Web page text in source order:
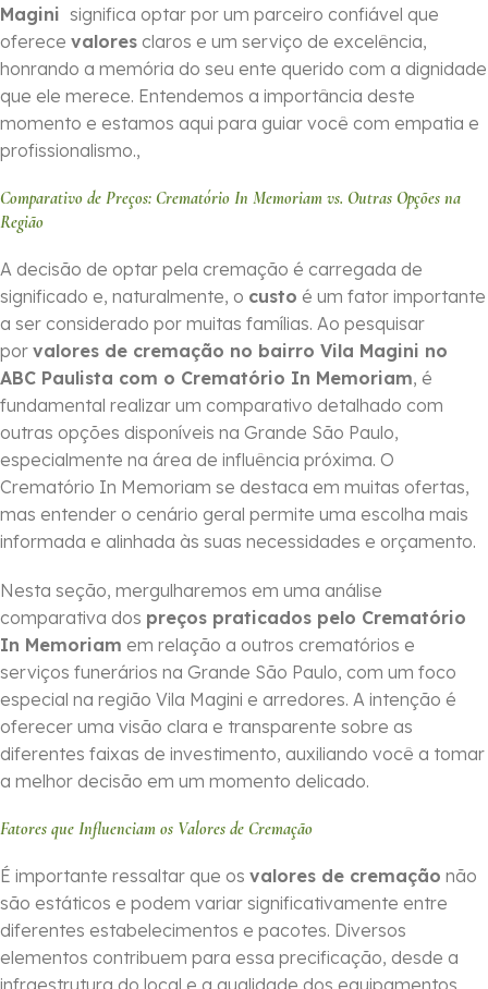
Magini significa optar por um parceiro confiável que
oferece valores claros e um serviço de excelência,
honrando a memória do seu ente querido com a dignidade
que ele merece. Entendemos a importância deste
momento e estamos aqui para guiar você com empatia e
profissionalismo.,
Comparativo de Preços: Crematório In Memoriam vs. Outras Opções na
Região
A decisão de optar pela cremação é carregada de
significado e, naturalmente, o custo é um fator importante
a ser considerado por muitas famílias. Ao pesquisar
por valores de cremação no bairro Vila Magini no
ABC Paulista com o Crematório In Memoriam, é
fundamental realizar um comparativo detalhado com
outras opções disponíveis na Grande São Paulo,
especialmente na área de influência próxima. O
Crematório In Memoriam se destaca em muitas ofertas,
mas entender o cenário geral permite uma escolha mais
informada e alinhada às suas necessidades e orçamento.
Nesta seção, mergulharemos em uma análise
comparativa dos preços praticados pelo Crematório
In Memoriam em relação a outros crematórios e
serviços funerários na Grande São Paulo, com um foco
especial na região Vila Magini e arredores. A intenção é
oferecer uma visão clara e transparente sobre as
diferentes faixas de investimento, auxiliando você a tomar
a melhor decisão em um momento delicado.
Fatores que Influenciam os Valores de Cremação
É importante ressaltar que os valores de cremação não
são estáticos e podem variar significativamente entre
diferentes estabelecimentos e pacotes. Diversos
elementos contribuem para essa precificação, desde a